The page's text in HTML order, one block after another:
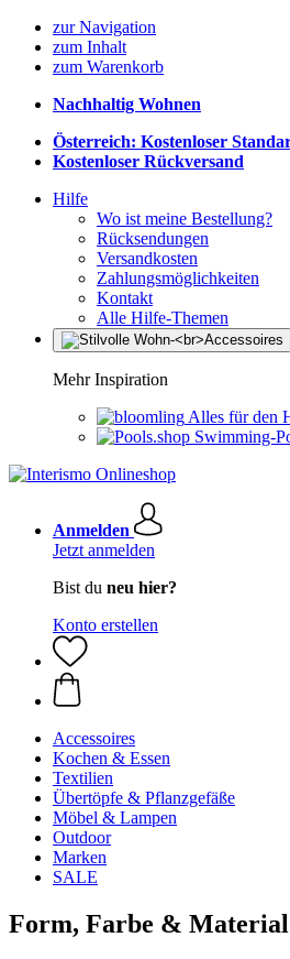
zur Navigation
zum Inhalt
zum Warenkorb
Nachhaltig Wohnen
Österreich: Kostenloser
Kostenloser Rückversand
Hilfe
Wo ist meine Bestellung?
Rücksendungen
Versandkosten
Zahlungsmöglichkeiten
Kontakt
Alle Hilfe-Themen
Mehr Inspiration
Alles für den
Swimming-
Anmelden
Jetzt anmelden
Bist du neu hier?
Konto erstellen
Accessoires
Kochen & Essen
Textilien
Übertöpfe & Pflanzgefäße
Möbel & Lampen
Outdoor
Marken
SALE
Form, Farbe &